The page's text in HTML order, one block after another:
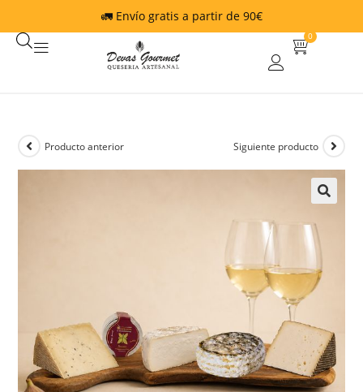
🚛 Envío gratis a partir de 90€
0
Producto anterior Siguiente producto